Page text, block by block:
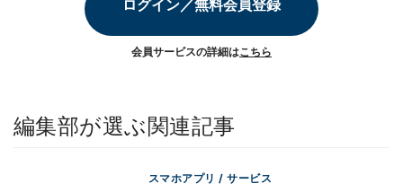
ログイン／無料会員登録
会員サービスの詳細はこちら
編集部が選ぶ関連記事
スマホアプリ / サービス